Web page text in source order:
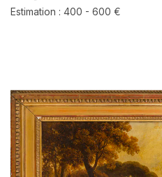
Estimation : 400 - 600 €